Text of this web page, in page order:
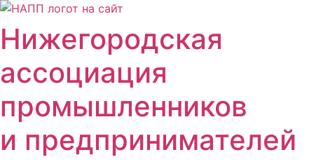
Перейти
содержимому
Нижегородская
ассоциация
промышленников
и предпринимателей